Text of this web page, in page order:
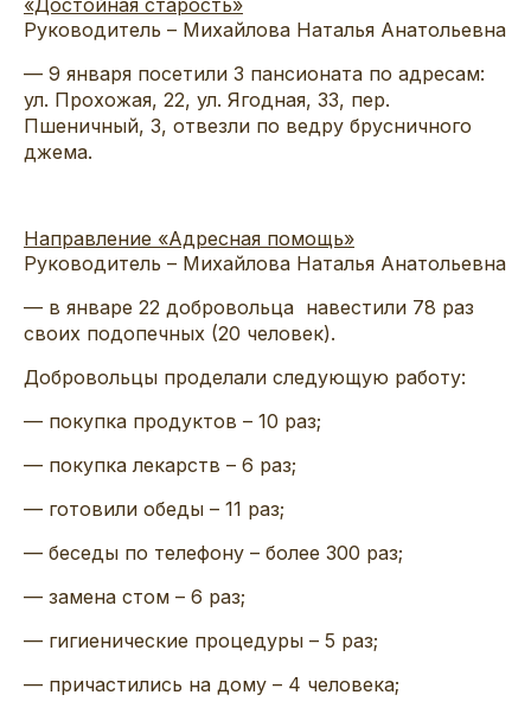
Руководитель – Михайлова Наталья Анатольевна
— 9 января посетили 3 пансионата по адресам:
ул. Прохожая, 22, ул. Ягодная, 33, пер.
Пшеничный, 3, отвезли по ведру брусничного
джема.
Направление «Адресная помощь»
Руководитель – Михайлова Наталья Анатольевна
— в январе 22 добровольца навестили 78 раз
своих подопечных (20 человек).
Добровольцы проделали следующую работу:
— покупка продуктов – 10 раз;
— покупка лекарств – 6 раз;
— готовили обеды – 11 раз;
— беседы по телефону – более 300 раз;
— замена стом – 6 раз;
— гигиенические процедуры – 5 раз;
— причастились на дому – 4 человека;